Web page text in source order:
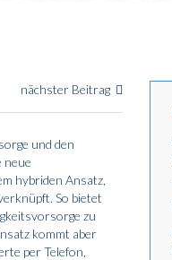
nächster Beitrag
und den
neue
hybriden Ansatz,
So bietet
zu
kommt aber
per Telefon,